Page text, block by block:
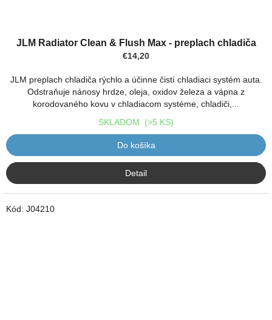
JLM Radiator Clean & Flush Max - preplach chladiča
€14,20
JLM preplach chladiča rýchlo a účinne čistí chladiaci systém auta.
Odstraňuje nánosy hrdze, oleja, oxidov železa a vápna z
korodovaného kovu v chladiacom systéme, chladiči,...
SKLADOM (>5 KS)
Do košíka
Detail
Kód: J04210